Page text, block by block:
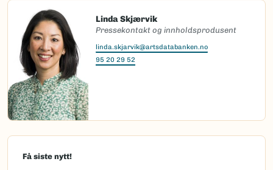
Linda Skjærvik
Pressekontakt og innholdsprodusent
linda.skjarvik@artsdatabanken.no
95 20 29 52
Få siste nytt!